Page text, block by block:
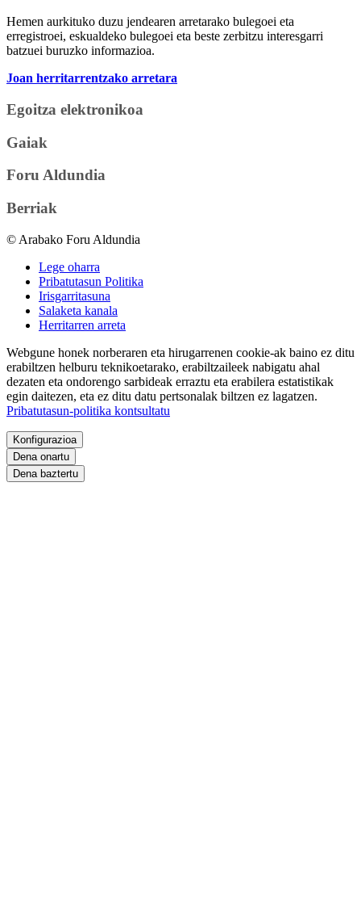
Hemen aurkituko duzu jendearen arretarako bulegoei eta
erregistroei, eskualdeko bulegoei eta beste zerbitzu interesgarri
batzuei buruzko informazioa.
Joan herritarrentzako arretara
Egoitza elektronikoa
Gaiak
Foru Aldundia
Berriak
© Arabako Foru Aldundia
Lege oharra
Pribatutasun Politika
Irisgarritasuna
Salaketa kanala
Herritarren arreta
Webgune honek norberaren eta hirugarrenen cookie-ak baino ez ditu
erabiltzen helburu teknikoetarako, erabiltzaileek nabigatu ahal
dezaten eta ondorengo sarbideak erraztu eta erabilera estatistikak
egin daitezen, eta ez ditu datu pertsonalak biltzen ez lagatzen.
Pribatutasun-politika kontsultatu
Konfigurazioa
Dena onartu
Dena baztertu